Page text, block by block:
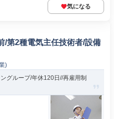
気になる
/第2種電気主任技術者/設備
)
グループ/年休120日//再雇用制